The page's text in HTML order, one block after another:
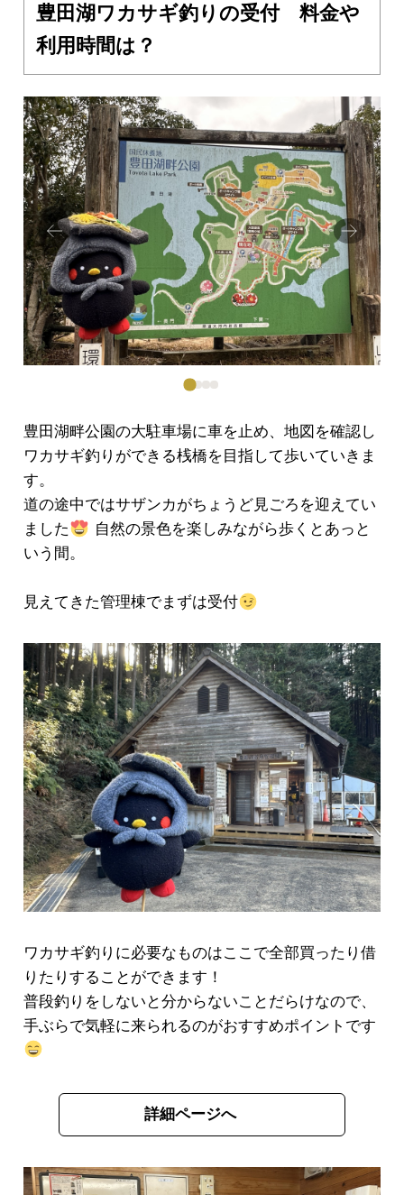
豊田湖ワカサギ釣りの受付 料金や
利用時間は？
Prev
ious
Next
豊田湖畔公園の大駐車場に車を止め、地図を確認し
ワカサギ釣りができる桟橋を目指して歩いていきま
す。
道の途中ではサザンカがちょうど見ごろを迎えてい
ました
自然の景色を楽しみながら歩くとあっと
いう間。
見えてきた管理棟でまずは受付
ワカサギ釣りに必要なものはここで全部買ったり借
りたりすることができます！
普段釣りをしないと分からないことだらけなので、
手ぶらで気軽に来られるのがおすすめポイントです
詳細ページへ